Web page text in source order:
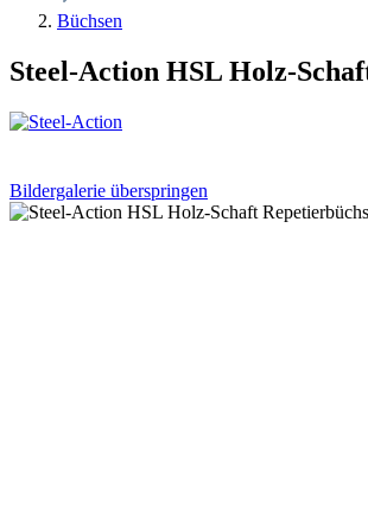
Büchsen
Steel-Action HSL Holz-
Bildergalerie überspringen